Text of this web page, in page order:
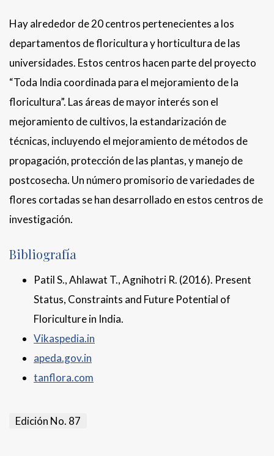
Hay alrededor de 20 centros pertenecientes a los
departamentos de floricultura y horticultura de las
universidades. Estos centros hacen parte del proyecto
“Toda India coordinada para el mejoramiento de la
floricultura”. Las áreas de mayor interés son el
mejoramiento de cultivos, la estandarización de
técnicas, incluyendo el mejoramiento de métodos de
propagación, protección de las plantas, y manejo de
postcosecha. Un número promisorio de variedades de
flores cortadas se han desarrollado en estos centros de
investigación.
Bibliografía
Patil S., Ahlawat T., Agnihotri R. (2016). Present
Status, Constraints and Future Potential of
Floriculture in India.
Vikaspedia.in
apeda.gov.in
tanflora.com
Edición No. 87